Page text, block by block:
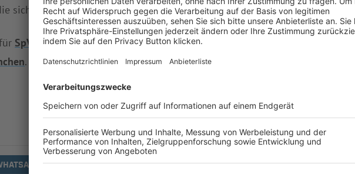
sich bereits 39 Gegentreffer fing.
SpVgg Mitterdorf IIeine Auswärtsaufgabe an. Am Sonntag (13:30 Uhr)
. 1. SG Regental IIIempfängt parallel1.FC Rötz II
MAIL